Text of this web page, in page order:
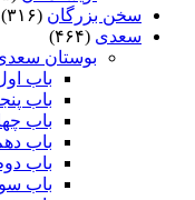
سخن بزرگان (۳۱۶)
سعدی (۴۶۴)
بوستان
باب
باب
باب
باب
باب
باب